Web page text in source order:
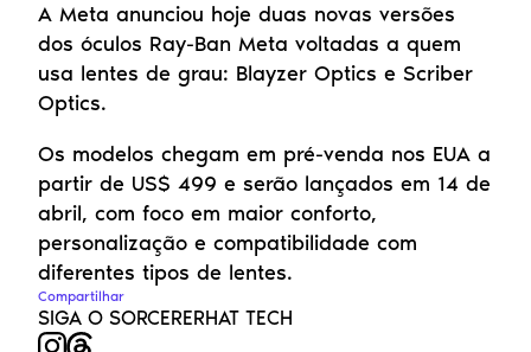
Compartilhar
SIGA O SORCERERHAT TECH
A Meta anunciou hoje duas novas versões
dos óculos Ray-Ban Meta voltadas a quem
usa lentes de grau: Blayzer Optics e Scriber
Optics.
Os modelos chegam em pré-venda nos EUA a
partir de US$ 499 e serão lançados em 14 de
abril, com foco em maior conforto,
personalização e compatibilidade com
diferentes tipos de lentes.